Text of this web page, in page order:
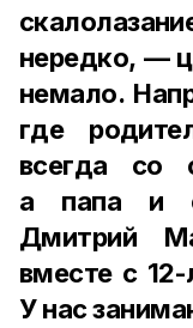
нередко, —
немало.
где
всегда со
а папа и
Дмитрий
вместе с
У нас